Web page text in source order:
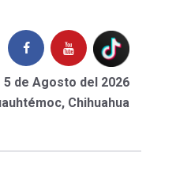
de Agosto del 2026
Chihuahua